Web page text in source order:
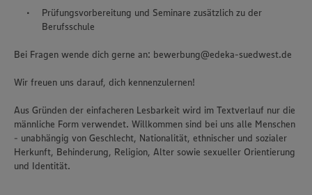
Prüfungsvorbereitung und Seminare zusätzlich zu der
Berufsschule
Bei Fragen wende dich gerne an: bewerbung@edeka-suedwest.de
Wir freuen uns darauf, dich kennenzulernen!
Aus Gründen der einfacheren Lesbarkeit wird im Textverlauf nur die
männliche Form verwendet. Willkommen sind bei uns alle Menschen
- unabhängig von Geschlecht, Nationalität, ethnischer und sozialer
Herkunft, Behinderung, Religion, Alter sowie sexueller Orientierung
und Identität.